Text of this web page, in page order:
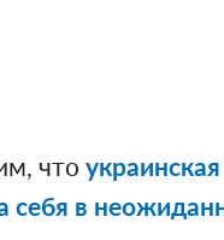
что
себя в